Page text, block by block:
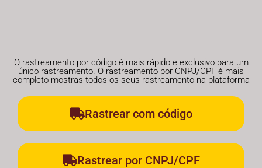
O rastreamento por código é mais rápido e exclusivo para um
único rastreamento. O rastreamento por CNPJ/CPF é mais
completo mostras todos os seus rastreamento na plataforma
Rastrear com código
Rastrear por CNPJ/CPF